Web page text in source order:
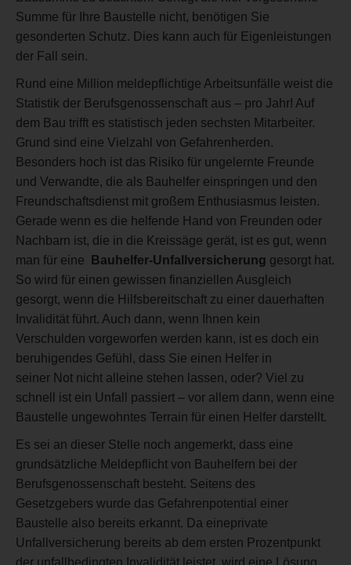
Summe für Ihre Baustelle nicht, benötigen Sie
gesonderten Schutz. Dies kann auch für Eigenleistungen
der Fall sein.
Rund eine Million meldepflichtige Arbeitsunfälle weist die
Statistik der Berufsgenossenschaft aus – pro Jahr! Auf
dem Bau trifft es statistisch jeden sechsten Mitarbeiter.
Grund sind eine Vielzahl von Gefahrenherden.
Besonders hoch ist das Risiko für ungelernte Freunde
und Verwandte, die als Bauhelfer einspringen und den
Freundschaftsdienst mit großem Enthusiasmus leisten.
Gerade wenn es die helfende Hand von Freunden oder
Nachbarn ist, die in die Kreissäge gerät, ist es gut, wenn
man für eine
Bauhelfer-Unfallversicherung gesorgt hat.
So wird für einen gewissen finanziellen Ausgleich
gesorgt, wenn die Hilfsbereitschaft zu einer dauerhaften
Invalidität führt. Auch dann, wenn Ihnen kein
Verschulden vorgeworfen werden kann, ist es doch ein
beruhigendes Gefühl, dass Sie einen Helfer in
seiner Not nicht alleine stehen lassen, oder? Viel zu
schnell ist ein Unfall passiert – vor allem dann, wenn eine
Baustelle ungewohntes Terrain für einen Helfer darstellt.
Es sei an dieser Stelle noch angemerkt, dass eine
grundsätzliche Meldepflicht von Bauhelfern bei der
Berufsgenossenschaft besteht. Seitens des
Gesetzgebers wurde das Gefahrenpotential einer
Baustelle also bereits erkannt. Da eineprivate
Unfallversicherung bereits ab dem ersten Prozentpunkt
der unfallbedingten Invalidität leistet, wird eine Lösung